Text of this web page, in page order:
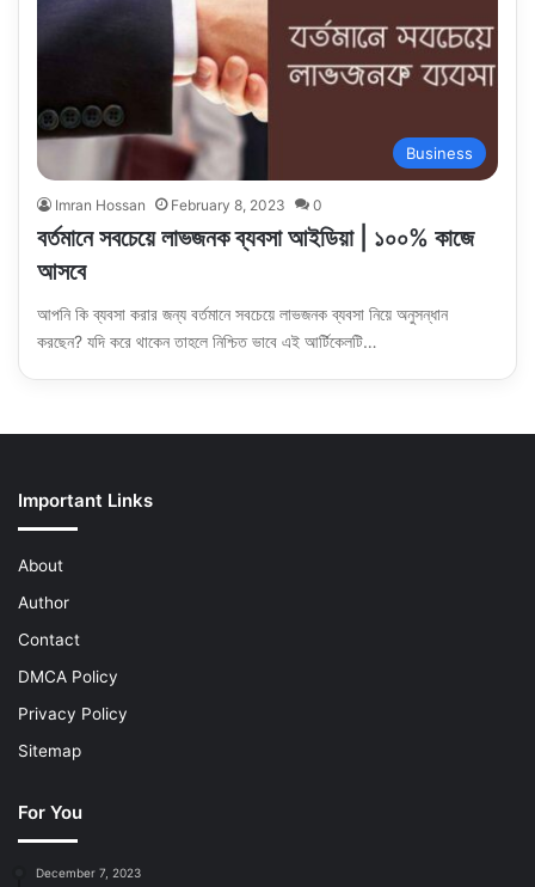
Business
Imran Hossan February 8, 2023 0
বর্তমানে সবচেয়ে লাভজনক ব্যবসা আইডিয়া | ১০০% কাজে
আসবে
আপনি কি ব্যবসা করার জন্য বর্তমানে সবচেয়ে লাভজনক ব্যবসা নিয়ে অনুসন্ধান
করছেন? যদি করে থাকেন তাহলে নিশ্চিত ভাবে এই আর্টিকেলটি…
Important Links
About
Author
Contact
DMCA Policy
Privacy Policy
Sitemap
For You
December 7, 2023